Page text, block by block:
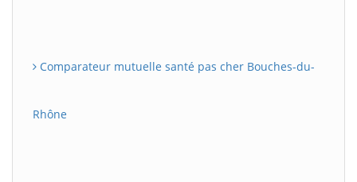
Comparateur mutuelle santé pas cher Bouches-du-
Rhône